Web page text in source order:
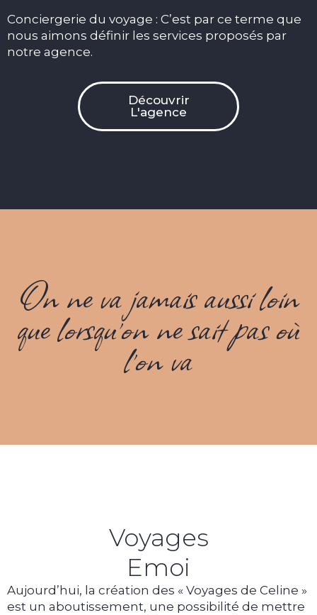
Conciergerie du voyage : C’est par ce terme que
nous aimons définir les services proposés par
notre agence. ​
Découvrir
L'agence
On ne va jamais aussi loin
que lorsqu’on ne sait pas où
l’on va
Voyages
Emoi
Aujourd’hui, la création des « Voyages de Celine »
est un aboutissement, une possibilité de mettre